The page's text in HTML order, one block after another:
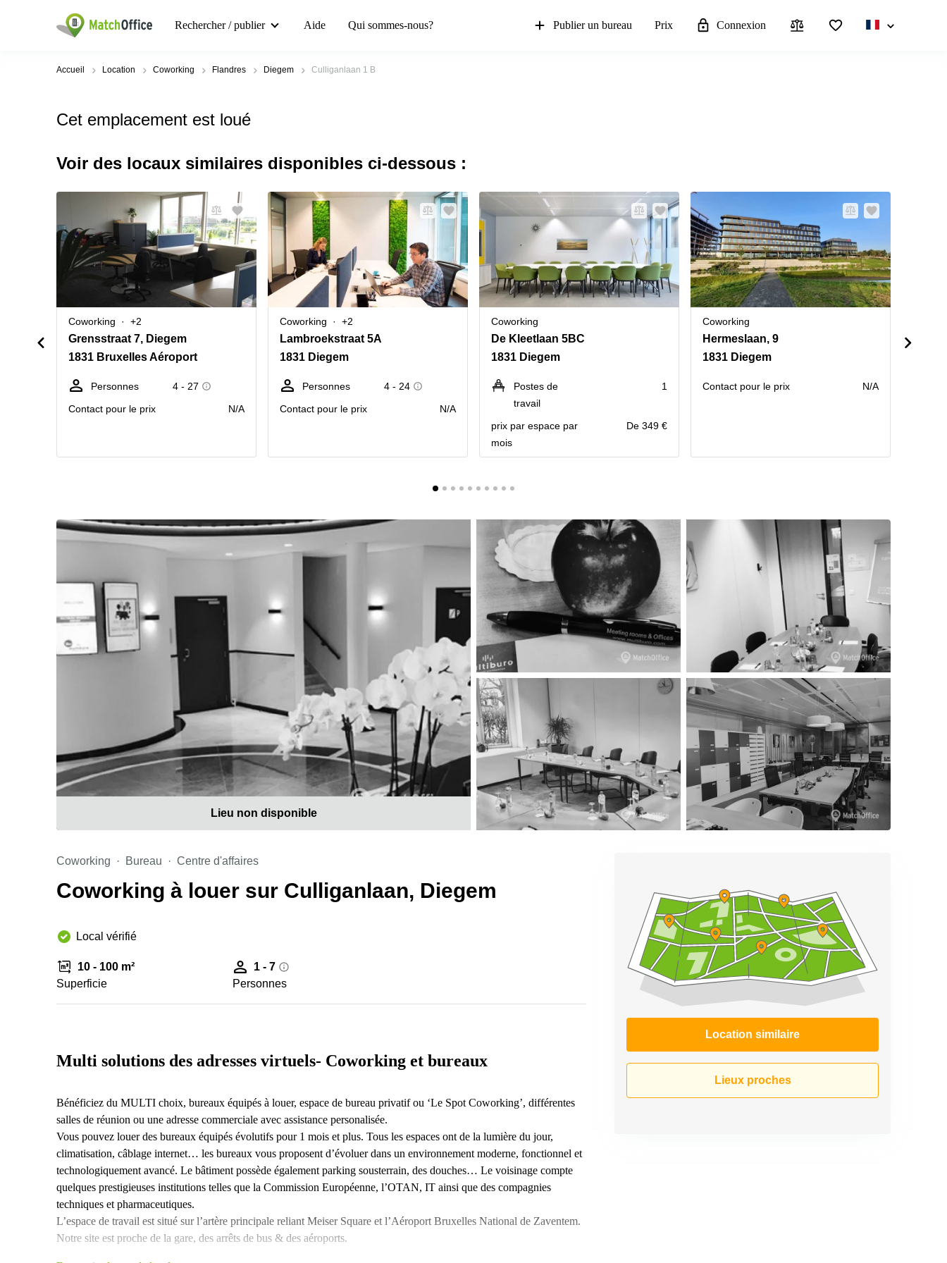
Rechercher / publier Aide Qui sommes-nous? Publier un bureau Prix Connexion
Accueil Location Coworking Flandres Diegem Culliganlaan 1 B
Cet emplacement est loué
Voir des locaux similaires disponibles ci-dessous :
Coworking +2
Grensstraat 7, Diegem
1831 Bruxelles Aéroport
Personnes
4 - 27
Contact pour le prix
N/A
Coworking +2
Lambroekstraat 5A
1831 Diegem
Personnes
4 - 24
Contact pour le prix
N/A
Coworking
De Kleetlaan 5BC
1831 Diegem
Postes de
travail
1
prix par espace par
mois
De 349 €
Coworking
Hermeslaan, 9
1831 Diegem
Contact pour le prix N/A
Lieu non disponible
Coworking Bureau Centre d'affaires
Coworking à louer sur Culliganlaan, Diegem
Local vérifié
10 - 100 m²
Superficie
1 - 7
Personnes
Location similaire
Lieux proches
Multi solutions des adresses virtuels- Coworking et bureaux
Bénéficiez du MULTI choix, bureaux équipés à louer, espace de bureau privatif ou ‘Le Spot Coworking’, différentes
salles de réunion ou une adresse commerciale avec assistance personalisée.
Vous pouvez louer des bureaux équipés évolutifs pour 1 mois et plus. Tous les espaces ont de la lumière du jour,
climatisation, câblage internet… les bureaux vous proposent d’évoluer dans un environnement moderne, fonctionnel et
technologiquement avancé. Le bâtiment possède également parking sousterrain, des douches… Le voisinage compte
quelques prestigieuses institutions telles que la Commission Européenne, l’OTAN, IT ainsi que des compagnies
techniques et pharmaceutiques.
L’espace de travail est situé sur l’artère principale reliant Meiser Square et l’Aéroport Bruxelles National de Zaventem.
Notre site est proche de la gare, des arrêts de bus & des aéroports.